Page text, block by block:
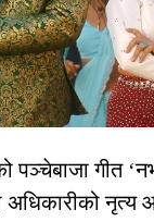
पञ्चेबाजा गीत
अधिकारीको नृत्य